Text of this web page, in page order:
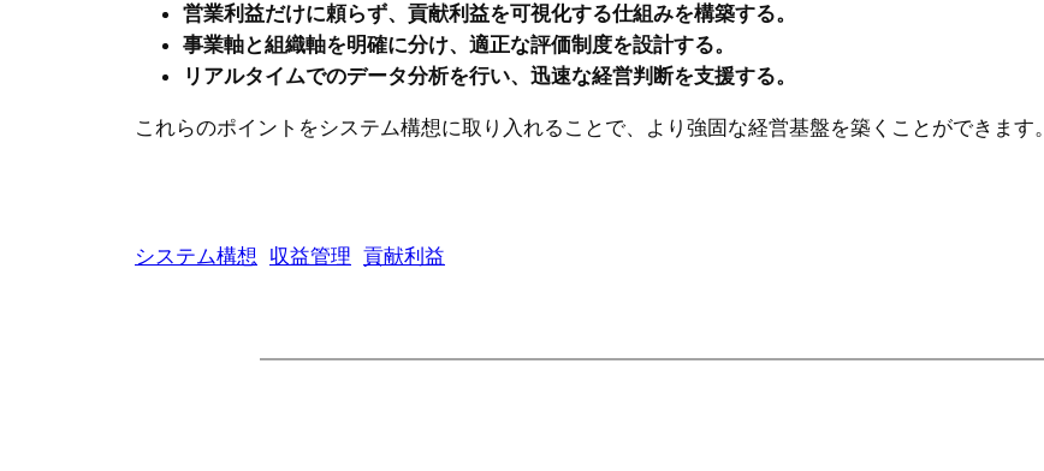
営業利益だけに頼らず、貢献利益を可視化する仕組みを構築する。
事業軸と組織軸を明確に分け、適正な評価制度を設計する。
リアルタイムでのデータ分析を行い、迅速な経営判断を支援する。
これらのポイントをシステム構想に取り入れることで、より強固な経営基盤を築くことができます。
システム構想 収益管理 貢献利益